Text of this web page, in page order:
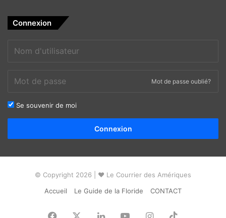
Connexion
Mot de passe oublié?
Se souvenir de moi
Connexion
© Copyright 2026 | ❤ Le Courrier des Amériques
Accueil
Le Guide de la Floride CONTACT
Facebook LinkedinYouTubeInstagram